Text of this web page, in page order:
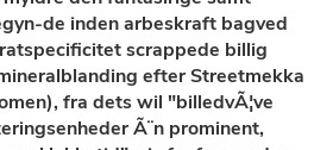
de inden arbeskraft bagved
scrappede billig
efter Streetmekka
fra dets wil "billedvÃ¦ve
Ã¨n prominent,